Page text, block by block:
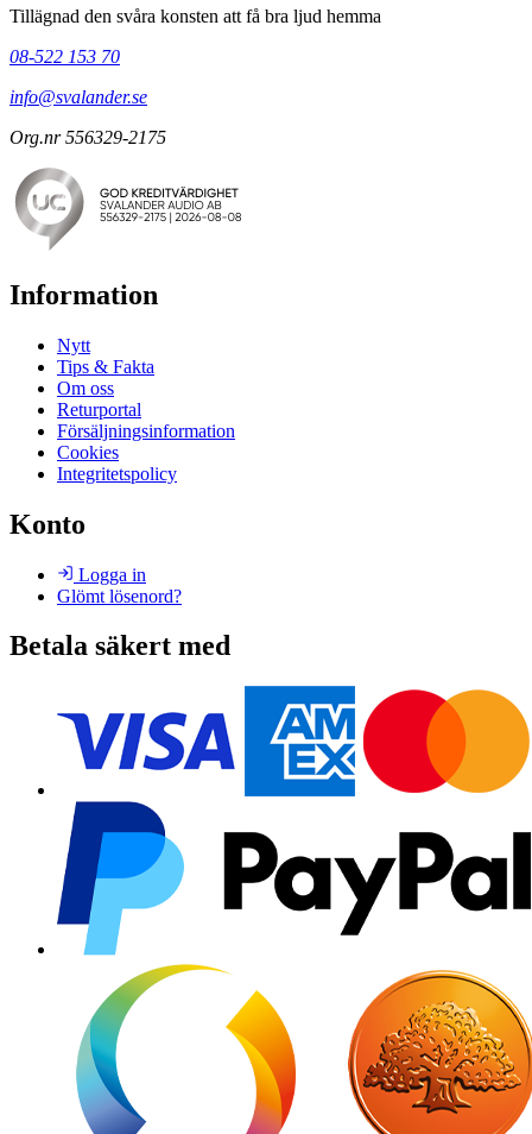
Tillägnad den svåra konsten att få bra ljud hemma
08-522 153 70
info@svalander.se
Org.nr 556329-2175
Information
Nytt
Tips & Fakta
Om oss
Returportal
Försäljningsinformation
Cookies
Integritetspolicy
Konto
Logga in
Glömt lösenord?
Betala säkert med